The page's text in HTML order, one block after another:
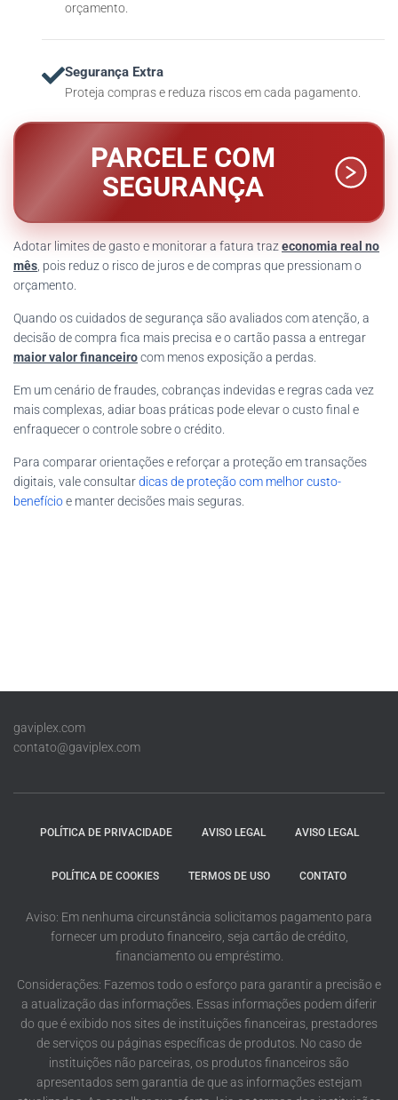
orçamento.
Segurança Extra
Proteja compras e reduza riscos em cada pagamento.
PARCELE COM
SEGURANÇA
Adotar limites de gasto e monitorar a fatura traz economia real no
mês , pois reduz o risco de juros e de compras que pressionam o
orçamento.
Quando os cuidados de segurança são avaliados com atenção, a
decisão de compra fica mais precisa e o cartão passa a entregar
maior valor financeirocom menos exposição a perdas.
Em um cenário de fraudes, cobranças indevidas e regras cada vez
mais complexas, adiar boas práticas pode elevar o custo final e
enfraquecer o controle sobre o crédito.
Para comparar orientações e reforçar a proteção em transações
digitais, vale consultardicas de proteção com melhor custo-
benefícioe manter decisões mais seguras.
gaviplex.com
contato@gaviplex.com
POLÍTICA DE PRIVACIDADE AVISO LEGAL AVISO LEGAL
POLÍTICA DE COOKIES TERMOS DE USO CONTATO
Aviso: Em nenhuma circunstância solicitamos pagamento para
fornecer um produto financeiro, seja cartão de crédito,
financiamento ou empréstimo.
Considerações: Fazemos todo o esforço para garantir a precisão e
a atualização das informações. Essas informações podem diferir
do que é exibido nos sites de instituições financeiras, prestadores
de serviços ou páginas específicas de produtos. No caso de
instituições não parceiras, os produtos financeiros são
apresentados sem garantia de que as informações estejam